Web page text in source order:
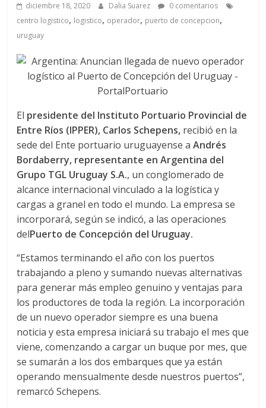
diciembre 18, 2020 Dalia Suarez
0 comentarios
centro logistico, logistico, operador, puerto de concepcion,
uruguay
El presidente del Instituto Portuario Provincial de
Entre Ríos (IPPER), Carlos Schepens, recibió en la
sede del Ente portuario uruguayense aAndrés
Bordaberry, representante en Argentina del
Grupo TGL Uruguay S.A., un conglomerado de
alcance internacional vinculado a la logística y
cargas a granel en todo el mundo. La empresa se
incorporará, según se indicó, a las operaciones
delPuerto de Concepción del Uruguay.
“Estamos terminando el año con los puertos
trabajando a pleno y sumando nuevas alternativas
para generar más empleo genuino y ventajas para
los productores de toda la región. La incorporación
de un nuevo operador siempre es una buena
noticia y esta empresa iniciará su trabajo el mes que
viene, comenzando a cargar un buque por mes, que
se sumarán a los dos embarques que ya están
operando mensualmente desde nuestros puertos”,
remarcó Schepens.